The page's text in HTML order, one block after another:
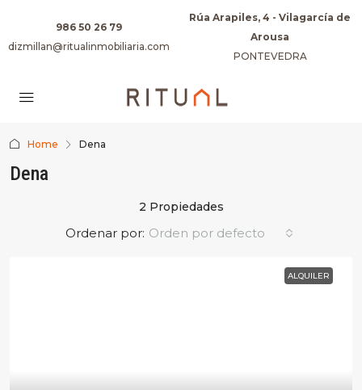
986 50 26 79
dizmillan@ritualinmobiliaria.com
Rúa Arapiles, 4 - Vilagarcía de
Arousa
PONTEVEDRA
Home Dena
Dena
2 Propiedades
Ordenar por: Orden por defecto
ALQUILER